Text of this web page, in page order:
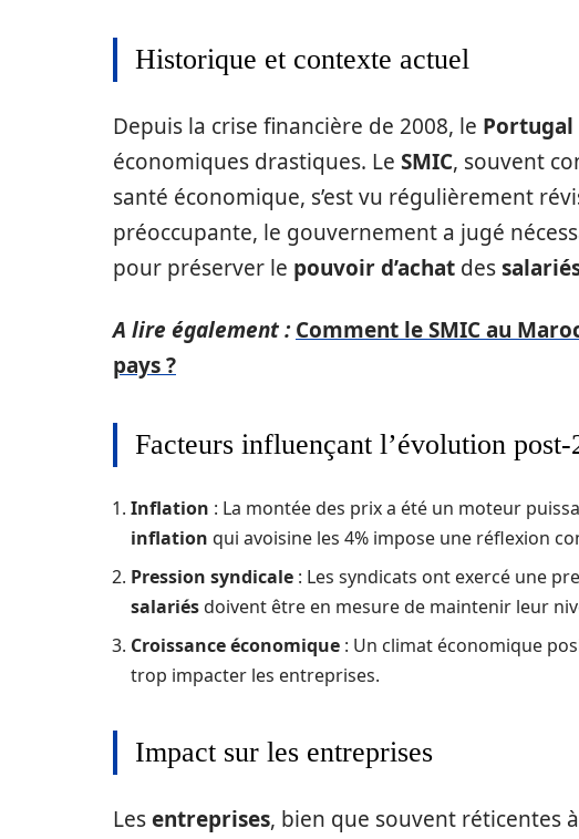
Historique et contexte actuel
Depuis la crise financière de 2008, le Portugal
économiques drastiques. Le SMIC, souvent
santé économique, s’est vu régulièrement
préoccupante, le gouvernement a jugé
pour préserver le pouvoir d’achat des
A lire également : Comment le SMIC au
pays ?
Facteurs influençant l’évolution post-
Inflation : La montée des prix a été un moteur
inflation qui avoisine les 4% impose une réflexion
Pression syndicale : Les syndicats ont exercé une
salariésdoivent être en mesure de maintenir leur
Croissance économique : Un climat économique
trop impacter les entreprises.
Impact sur les entreprises
Lesentreprises, bien que souvent réticentes